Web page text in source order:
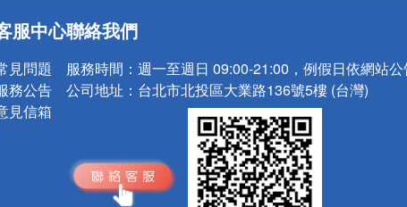
小心！
服中心
見問題
務公告
見信箱
聯絡我們
服務時間： 週一至週日 09:00-21:00，例假日依網站
公司地址： 台北市北投區大業路136號5樓 (台灣)